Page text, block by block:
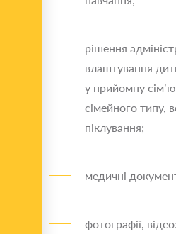
рішення
влаштування
у прийомну
сімейного типу,
піклування;
медичні
фотографії,